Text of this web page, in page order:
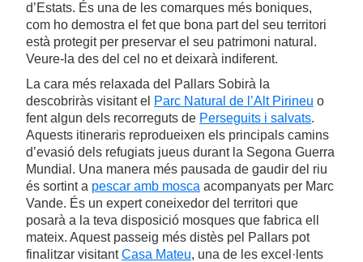
d’Estats. És una de les comarques més boniques,
com ho demostra el fet que bona part del seu territori
està protegit per preservar el seu patrimoni natural.
Veure-la des del cel no et deixarà indiferent.
La cara més relaxada del Pallars Sobirà la
descobriràs visitant el Parc Natural de l’Alt Pirineu o
fent algun dels recorreguts de Perseguits i salvats.
Aquests itineraris reprodueixen els principals camins
d’evasió dels refugiats jueus durant la Segona Guerra
Mundial. Una manera més pausada de gaudir del riu
és sortint a pescar amb mosca acompanyats per Marc
Vande. És un expert coneixedor del territori que
posarà a la teva disposició mosques que fabrica ell
mateix. Aquest passeig més distès pel Pallars pot
finalitzar visitantCasa Mateu, una de les excel·lents